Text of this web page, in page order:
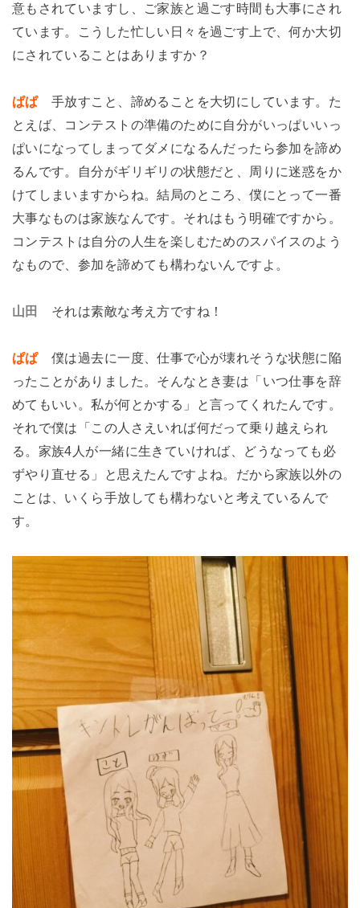
意もされていますし、ご家族と過ごす時間も大事にされ
ています。こうした忙しい日々を過ごす上で、何か大切
にされていることはありますか？
ぱぱ手放すこと、諦めることを大切にしています。た
とえば、コンテストの準備のために自分がいっぱいいっ
ぱいになってしまってダメになるんだったら参加を諦め
るんです。自分がギリギリの状態だと、周りに迷惑をか
けてしまいますからね。結局のところ、僕にとって一番
大事なものは家族なんです。それはもう明確ですから。
コンテストは自分の人生を楽しむためのスパイスのよう
なもので、参加を諦めても構わないんですよ。
山田 それは素敵な考え方ですね！
ぱぱ僕は過去に一度、仕事で心が壊れそうな状態に陥
ったことがありました。そんなとき妻は「いつ仕事を辞
めてもいい。私が何とかする」と言ってくれたんです。
それで僕は「この人さえいれば何だって乗り越えられ
る。家族4人が一緒に生きていければ、どうなっても必
ずやり直せる」と思えたんですよね。だから家族以外の
ことは、いくら手放しても構わないと考えているんで
す。